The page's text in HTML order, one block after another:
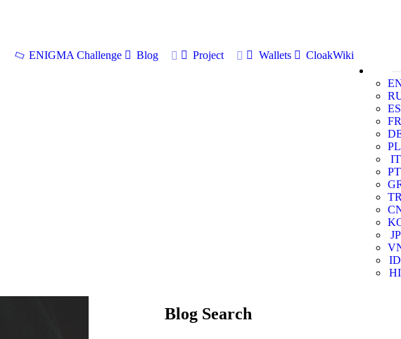
ENIGMA Challenge Blog Project Wallets
CloakWiki
ES
FR
PL
IT
PT
JP
ID
HI
Blog Search